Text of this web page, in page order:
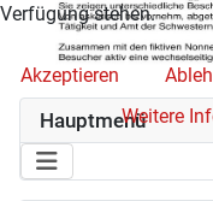
Hauptmenü
Verfügung stehen.
Akzeptieren
Weitere